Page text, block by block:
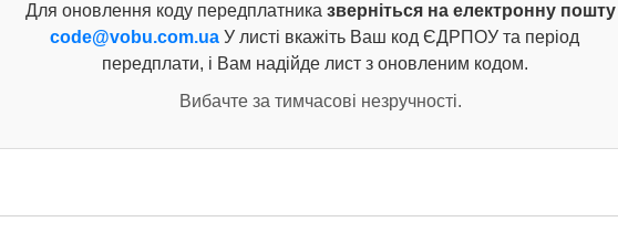
Для оновлення коду передплатника зверніться на електронну пошту
code@vobu.com.ua У листі вкажіть Ваш код ЄДРПОУ та період
передплати, і Вам надійде лист з оновленим кодом.
Вибачте за тимчасові незручності.